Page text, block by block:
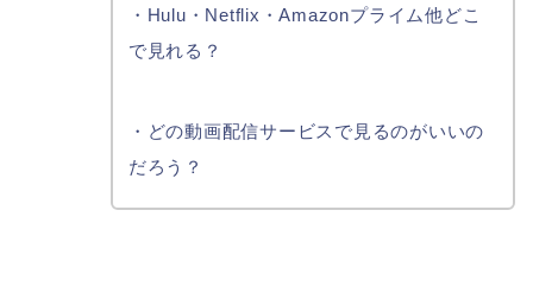
・Hulu・Netflix・Amazonプライム他どこ
で見れる？
・どの動画配信サービスで見るのがいいの
だろう？